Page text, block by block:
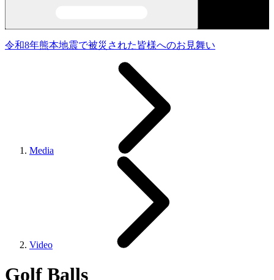
令和8年熊本地震で被災された皆様へのお見舞い
Media
Video
Golf Balls